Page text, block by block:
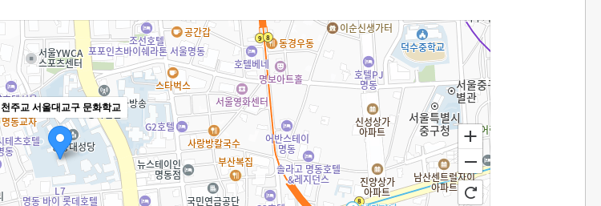
천주교 서울대교구 문화학교